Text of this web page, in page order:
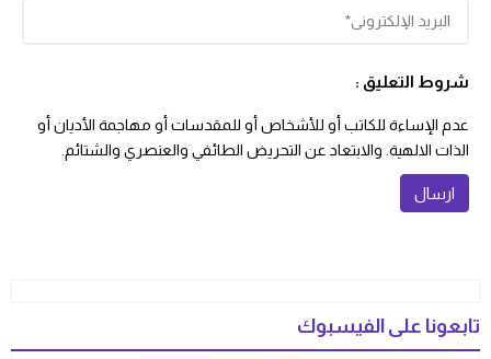
شروط التعليق :
عدم الإساءة للكاتب أو للأشخاص أو للمقدسات أو مهاجمة الأديان أو
الذات الالهية. والابتعاد عن التحريض الطائفي والعنصري والشتائم.
تابعونا على الفيسبوك